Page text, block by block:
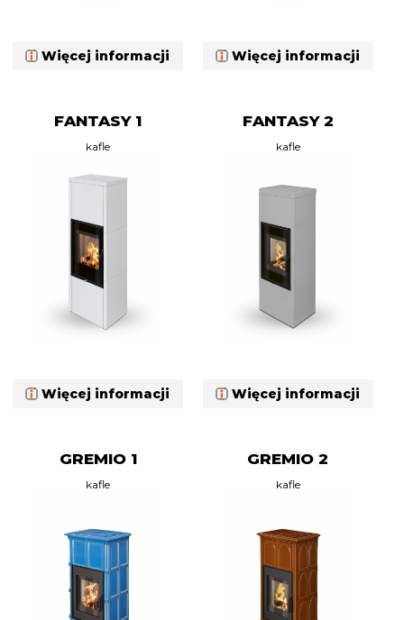
Więcej informacji Więcej informacji
FANTASY 1
kafle
Więcej informacji
FANTASY 2
kafle
Więcej informacji
GREMIO 1
kafle
GREMIO 2
kafle